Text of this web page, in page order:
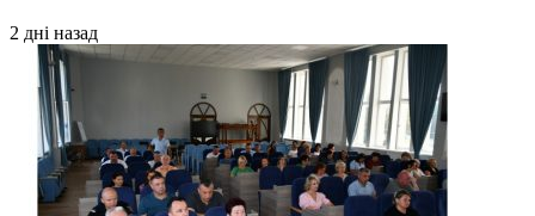
2 дні назад